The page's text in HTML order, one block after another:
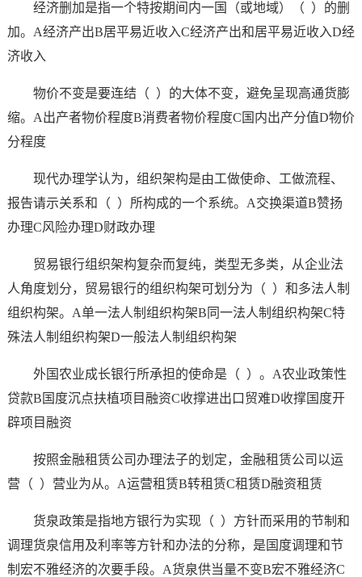
经济删加是指一个特按期间内一国（或地域）（ ）的删
加。A经济产出B居平易近收入C经济产出和居平易近收入D经
济收入
物价不变是要连结（ ）的大体不变，避免呈现高通货膨
缩。A出产者物价程度B消费者物价程度C国内出产分值D物价
分程度
现代办理学认为，组织架构是由工做使命、工做流程、
报告请示关系和（ ）所构成的一个系统。A交换渠道B赞扬
办理C风险办理D财政办理
贸易银行组织架构复杂而复纯，类型无多类，从企业法
人角度划分，贸易银行的组织构架可划分为（ ）和多法人制
组织构架。A单一法人制组织构架B同一法人制组织构架C特
殊法人制组织构架D一般法人制组织构架
外国农业成长银行所承担的使命是（ ）。A农业政策性
贷款B国度沉点扶植项目融资C收撑进出口贸难D收撑国度开
辟项目融资
按照金融租赁公司办理法子的划定，金融租赁公司以运
营（ ）营业为从。A运营租赁B转租赁C租赁D融资租赁
货泉政策是指地方银行为实现（ ）方针而采用的节制和
调理货泉信用及利率等方针和办法的分称，是国度调理和节
制宏不雅经济的次要手段。A货泉供当量不变B宏不雅经济C